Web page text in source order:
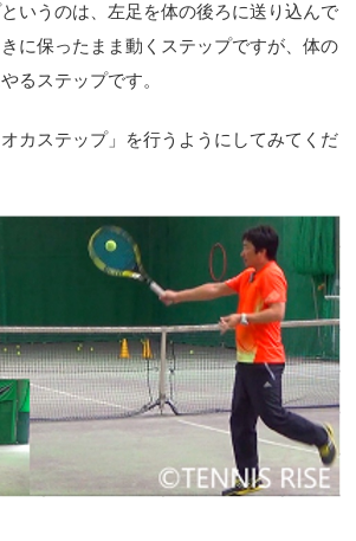
いうのは、左足を体の後ろに送り込んで
に保ったまま動くステップですが、体の
るステップです。
カステップ」を行うようにしてみてくだ